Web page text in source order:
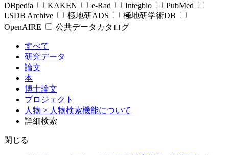
DBpedia
KAKEN e-Rad Integbio
PubMed
LSDB Archive
極地研ADS
極地研学術DB
OpenAIRE
公共データカタログ
すべて
研究データ
論文
本
博士論文
プロジェクト
人物 > 人物検索機能について
詳細検索
閉じる